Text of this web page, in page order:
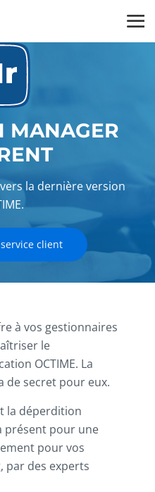
MANAGER
la dernière version
client
à vos gestionnaires
le
OCTIME. La
de secret pour eux.
la déperdition
présent pour une
pour vos
par des experts